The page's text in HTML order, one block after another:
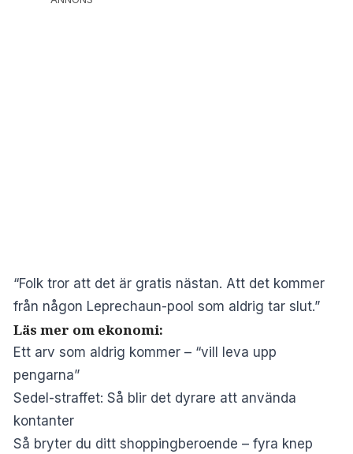
“Folk tror att det är gratis nästan. Att det kommer
från någon Leprechaun-pool som aldrig tar slut.”
Läs mer om ekonomi:
Ett arv som aldrig kommer – “vill leva upp
pengarna”
Sedel-straffet: Så blir det dyrare att använda
kontanter
Så bryter du ditt shoppingberoende – fyra knep